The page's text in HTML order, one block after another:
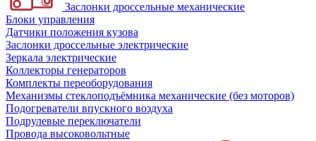
Заслонки дроссельные механические
Блоки управления
Датчики положения кузова
Заслонки дроссельные электрические
Зеркала электрические
Коллекторы генераторов
Комплекты переоборудования
Механизмы стеклоподъёмника механические (без моторов)
Подогреватели впускного воздуха
Подрулевые переключатели
Провода высоковольтные